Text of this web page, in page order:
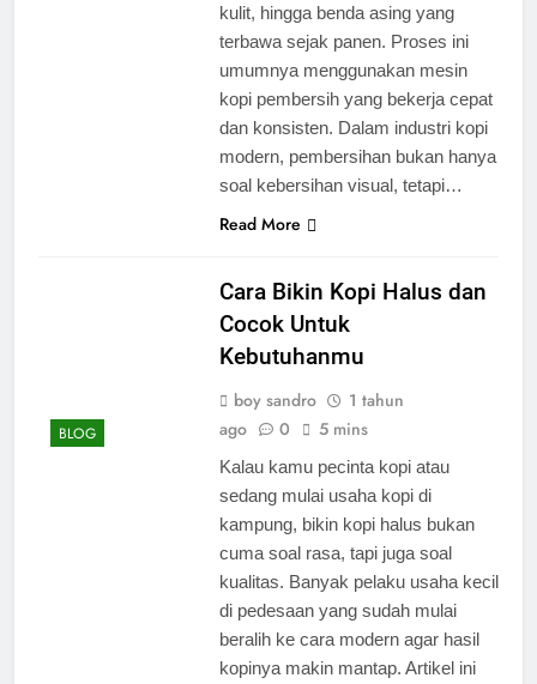
kulit, hingga benda asing yang
terbawa sejak panen. Proses ini
umumnya menggunakan mesin
kopi pembersih yang bekerja cepat
dan konsisten. Dalam industri kopi
modern, pembersihan bukan hanya
soal kebersihan visual, tetapi…
Read More
BLOG
Cara Bikin Kopi Halus dan
Cocok Untuk
Kebutuhanmu
boy sandro
1 tahun
ago
0 5 mins
Kalau kamu pecinta kopi atau
sedang mulai usaha kopi di
kampung, bikin kopi halus bukan
cuma soal rasa, tapi juga soal
kualitas. Banyak pelaku usaha kecil
di pedesaan yang sudah mulai
beralih ke cara modern agar hasil
kopinya makin mantap. Artikel ini